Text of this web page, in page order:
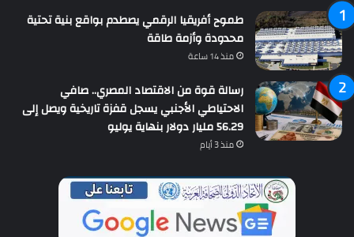
طموح أفريقيا الرقمي يصطدم بواقع بنية تحتية
محدودة وأزمة طاقة
منذ 14 ساعة
رسالة قوة من الاقتصاد المصري.. صافي
الاحتياطي الأجنبي يسجل قفزة تاريخية ويصل إلى
56.29 مليار دولار بنهاية يوليو
منذ 3 أيام